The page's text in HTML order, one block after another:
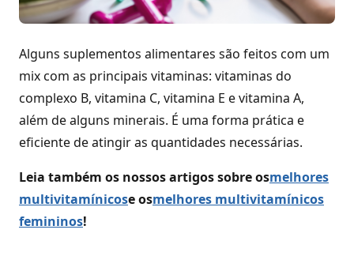
Alguns suplementos alimentares são feitos com um
mix com as principais vitaminas: vitaminas do
complexo B, vitamina C, vitamina E e vitamina A,
além de alguns minerais. É uma forma prática e
eficiente de atingir as quantidades necessárias.
Leia também os nossos artigos sobre osmelhores
multivitamínicose osmelhores multivitamínicos
femininos!